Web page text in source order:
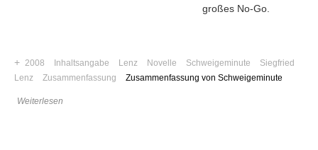
Navigation
News
Foren
großes No-Go.
+ 2008 Inhaltsangabe Lenz Novelle Schweigeminute
Siegfried
Lenz
Zusammenfassung Zusammenfassung von Schweigeminute
Weiterlesen